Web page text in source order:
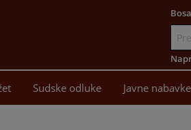
Sudske odluke Javne nabavke